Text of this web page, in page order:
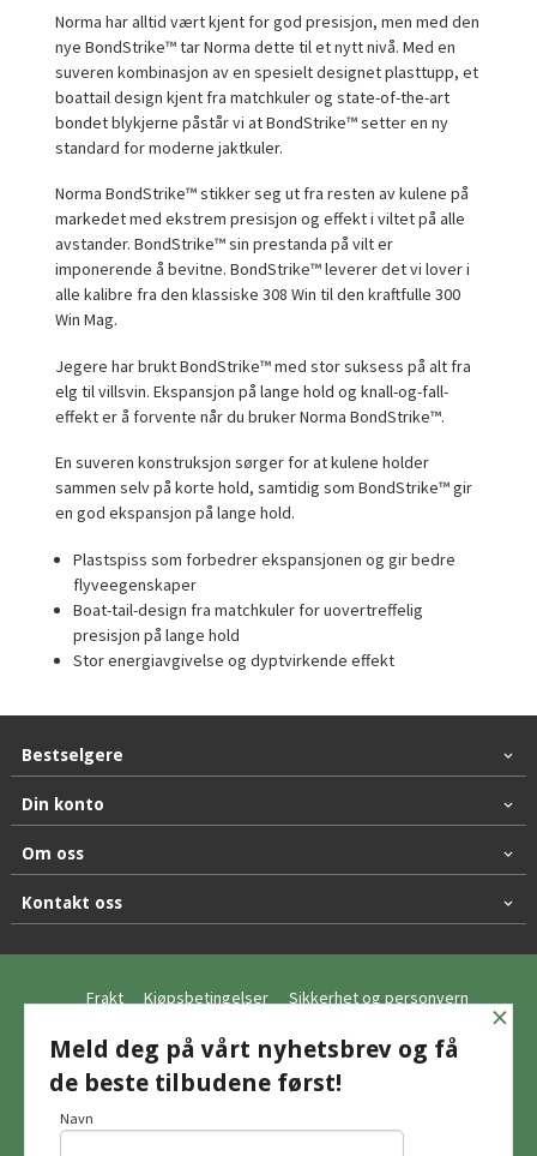
Norma har alltid vært kjent for god presisjon, men med den
nye BondStrike™ tar Norma dette til et nytt nivå. Med en
suveren kombinasjon av en spesielt designet plasttupp, et
boattail design kjent fra matchkuler og state-of-the-art
bondet blykjerne påstår vi at BondStrike™ setter en ny
standard for moderne jaktkuler.
Norma BondStrike™ stikker seg ut fra resten av kulene på
markedet med ekstrem presisjon og effekt i viltet på alle
avstander. BondStrike™ sin prestanda på vilt er
imponerende å bevitne. BondStrike™ leverer det vi lover i
alle kalibre fra den klassiske 308 Win til den kraftfulle 300
Win Mag.
Jegere har brukt BondStrike™ med stor suksess på alt fra
elg til villsvin. Ekspansjon på lange hold og knall-og-fall-
effekt er å forvente når du bruker Norma BondStrike™.
En suveren konstruksjon sørger for at kulene holder
sammen selv på korte hold, samtidig som BondStrike™ gir
en god ekspansjon på lange hold.
Plastspiss som forbedrer ekspansjonen og gir bedre
flyveegenskaper
Boat-tail-design fra matchkuler for uovertreffelig
presisjon på lange hold
Stor energiavgivelse og dyptvirkende effekt
Bestselgere
Din konto
Om oss
Kontakt oss
Frakt Kjøpsbetingelser Sikkerhet og personvern
Nyhetsbrev
© Hagemo Jakt og Friluft AS
×
Meld deg på vårt nyhetsbrev og få
de beste tilbudene først!
Navn